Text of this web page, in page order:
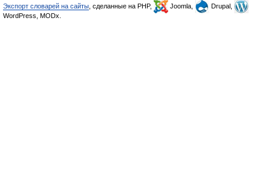
Экспорт словарей на сайты , сделанные на PHP, Joomla,
Drupal,
WordPress, MODx.